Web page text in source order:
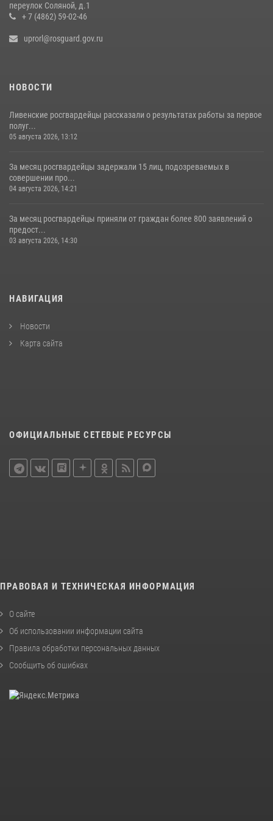
переулок Соляной, д.1
+ 7 (4862) 59-02-46
uprorl@rosguard.gov.ru
НОВОСТИ
Ливенские росгвардейцы рассказали о результатах работы за первое
полуг...
05 августа 2026, 13:12
За месяц росгвардейцы задержали 15 лиц, подозреваемых в
совершении про...
04 августа 2026, 14:21
За месяц росгвардейцы приняли от граждан более 800 заявлений о
предост...
03 августа 2026, 14:30
НАВИГАЦИЯ
Новости
Карта сайта
ОФИЦИАЛЬНЫЕ СЕТЕВЫЕ РЕСУРСЫ
ПРАВОВАЯ И ТЕХНИЧЕСКАЯ ИНФОРМАЦИЯ
О сайте
Об использовании информации сайта
Правила обработки персональных данных
Сообщить об ошибках